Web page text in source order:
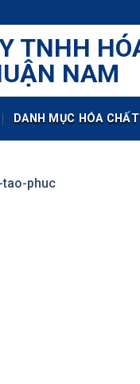
DANH MỤC HÓA CHẤT